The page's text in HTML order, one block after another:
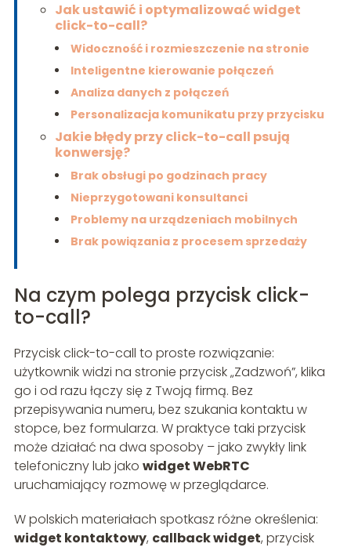
Jak ustawić i optymalizować widget
click-to-call?
Widoczność i rozmieszczenie na stronie
Inteligentne kierowanie połączeń
Analiza danych z połączeń
Personalizacja komunikatu przy przycisku
Jakie błędy przy click-to-call psują
konwersję?
Brak obsługi po godzinach pracy
Nieprzygotowani konsultanci
Problemy na urządzeniach mobilnych
Brak powiązania z procesem sprzedaży
Na czym polega przycisk click-
to-call?
Przycisk click-to-call to proste rozwiązanie:
użytkownik widzi na stronie przycisk „Zadzwoń”, klika
go i od razu łączy się z Twoją firmą. Bez
przepisywania numeru, bez szukania kontaktu w
stopce, bez formularza. W praktyce taki przycisk
może działać na dwa sposoby – jako zwykły link
telefoniczny lub jako widget WebRTC
uruchamiający rozmowę w przeglądarce.
W polskich materiałach spotkasz różne określenia:
widget kontaktowy, callback widget, przycisk